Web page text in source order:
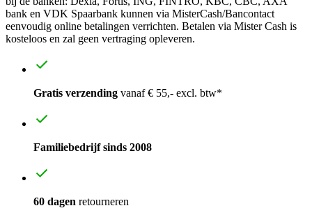
bank en VDK Spaarbank kunnen via MisterCash/Bancontact
eenvoudig online betalingen verrichten. Betalen via Mister Cash is
kosteloos en zal geen vertraging opleveren.
Gratis verzending vanaf € 55,- excl. btw*
Familiebedrijf sinds 2008
60 dagen retourneren